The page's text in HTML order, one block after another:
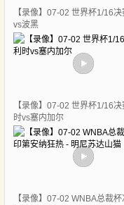
【录像】07-02 世界杯1/16决
vs波黑
【录像】07-02 世界杯1/16决
时vs塞内加尔
【录像】07-02 WNBA总裁杯